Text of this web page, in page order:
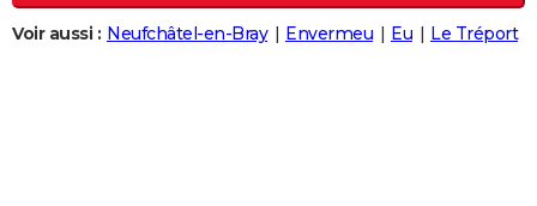
Destinations
City break
Voyage nature
Voyage de noces
Forum
Climat
+
PHOTO
Voir aussi : Neufchâtel-en-Bray Envermeu Eu Le Tréport